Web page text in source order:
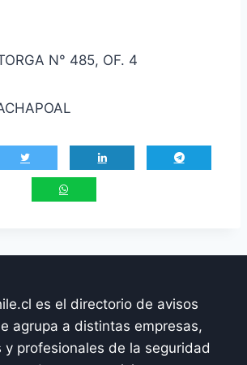
N° 485, OF. 4
es el directorio de avisos
agrupa a distintas empresas,
y profesionales de la seguridad